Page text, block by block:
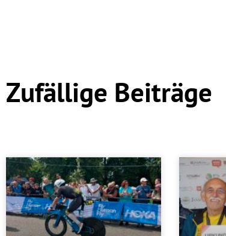
Zufällige Beiträge